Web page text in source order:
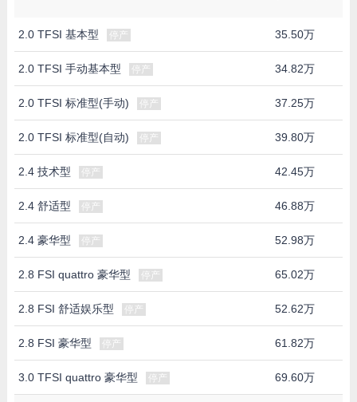
2.0 TFSI 基本型 停产 35.50万
2.0 TFSI 手动基本型 停产 34.82万
2.0 TFSI 标准型(手动) 停产 37.25万
2.0 TFSI 标准型(自动) 停产 39.80万
2.4 技术型 停产 42.45万
2.4 舒适型 停产 46.88万
2.4 豪华型 停产 52.98万
2.8 FSI quattro 豪华型 停产 65.02万
2.8 FSI 舒适娱乐型 停产 52.62万
2.8 FSI 豪华型 停产 61.82万
3.0 TFSI quattro 豪华型 停产 69.60万